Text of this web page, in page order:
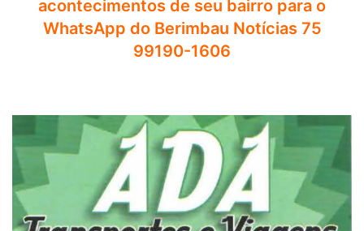
acontecimentos de seu bairro para o
WhatsApp do Berimbau Notícias 75
99190-1606